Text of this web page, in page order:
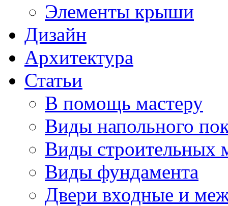
Элементы крыши
Дизайн
Архитектура
Статьи
В помощь мастеру
Виды напольного
Виды строительных
Виды фундамента
Двери входные и